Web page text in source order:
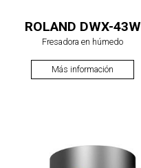
ROLAND DWX-43W
Fresadora en húmedo
Más información